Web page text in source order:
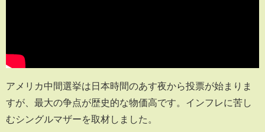
アメリカ中間選挙は日本時間のあす夜から投票が始まりま
すが、最大の争点が歴史的な物価高です。インフレに苦し
むシングルマザーを取材しました。